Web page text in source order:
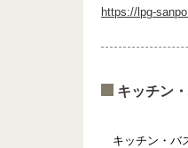
https://lpg-
キッチン
キッチン・バ